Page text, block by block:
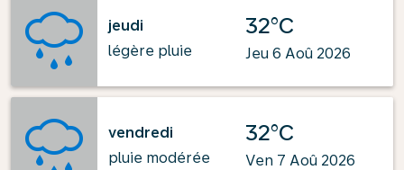
jeudi
légère pluie
32°C
Jeu 6 Aoû 2026
vendredi
pluie modérée
32°C
Ven 7 Aoû 2026